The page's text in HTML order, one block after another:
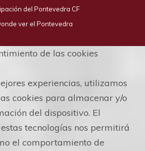
del Pontevedra CF
ver el Pontevedra
de las cookies
experiencias, utilizamos
cookies para almacenar y/o
del dispositivo. El
tecnologías nos permitirá
el comportamiento de